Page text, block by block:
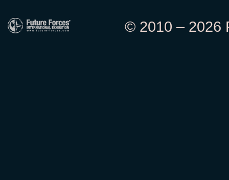
© 2010 – 2026